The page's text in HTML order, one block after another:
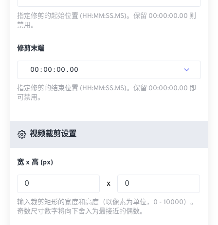
指定修剪的起始位置 (HH:MM:SS.MS)。保留 00:00:00.00 则
禁用。
修剪末端
00 : 00 : 00 . 00
指定修剪的结束位置 (HH:MM:SS.MS)。保留 00:00:00.00 即
可禁用。
视频裁剪设置
宽 x 高 (px)
x
输入裁剪矩形的宽度和高度（以像素为单位，0 - 10000）。
奇数尺寸数字将向下舍入为最接近的偶数。